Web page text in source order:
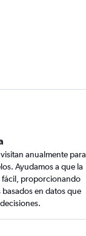
anualmente para
Ayudamos a que la
fácil, proporcionando
en datos que